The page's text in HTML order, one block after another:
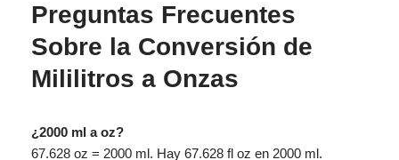
Preguntas Frecuentes
Sobre la Conversión de
Mililitros a Onzas
¿2000 ml a oz?
67.628 oz = 2000 ml. Hay 67.628 fl oz en 2000 ml.